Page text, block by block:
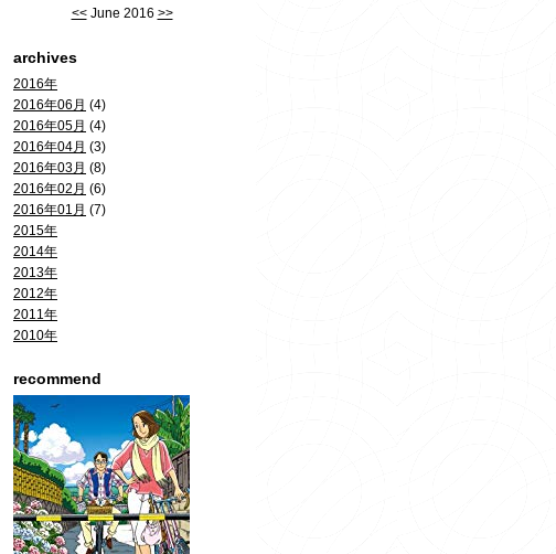
<<June 2016 >>
archives
2016年
2016年06月 (4)
2016年05月 (4)
2016年04月 (3)
2016年03月 (8)
2016年02月 (6)
2016年01月 (7)
2015年
2014年
2013年
2012年
2011年
2010年
recommend